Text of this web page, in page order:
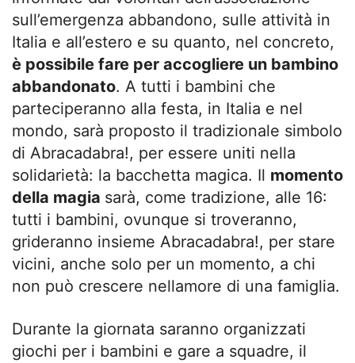
sull’emergenza abbandono, sulle attività in
Italia e all’estero e su quanto, nel concreto,
è possibile fare per accogliere un bambino
abbandonato. A tutti i bambini che
parteciperanno alla festa, in Italia e nel
mondo, sarà proposto il tradizionale simbolo
di Abracadabra!, per essere uniti nella
solidarietà: la bacchetta magica. Il momento
della magia sarà, come tradizione, alle 16:
tutti i bambini, ovunque si troveranno,
grideranno insieme Abracadabra!, per stare
vicini, anche solo per un momento, a chi
non può crescere nellamore di una famiglia.
Durante la giornata saranno organizzati
giochi per i bambini e gare a squadre, il